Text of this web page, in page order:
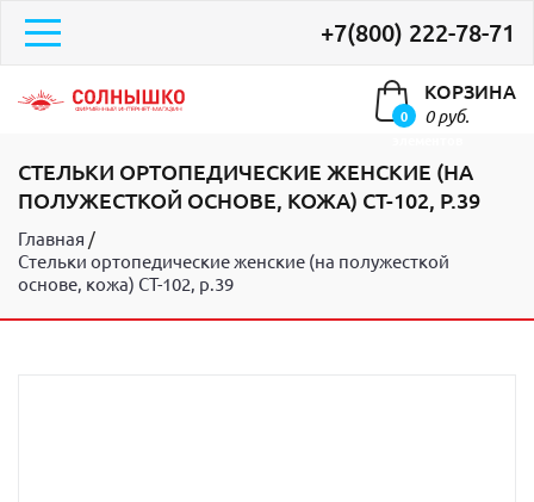
+7(800) 222-78-71
0
КОРЗИНА
0 руб.
СТЕЛЬКИ ОРТОПЕДИЧЕСКИЕ ЖЕНСКИЕ (НА
ПОЛУЖЕСТКОЙ ОСНОВЕ, КОЖА) СТ-102, Р.39
Главная
Стельки ортопедические женские (на полужесткой
основе, кожа) СТ-102, р.39